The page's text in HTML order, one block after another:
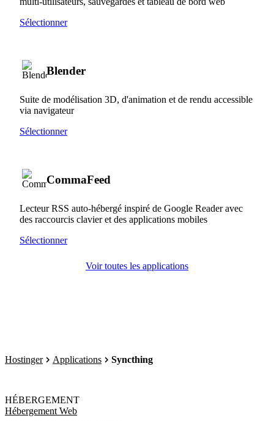
Sélectionner
Blender
Suite de modélisation 3D, d'animation et de rendu accessible
via navigateur
Sélectionner
CommaFeed
Lecteur RSS auto-hébergé inspiré de Google Reader avec
des raccourcis clavier et des applications mobiles
Sélectionner
Voir toutes les applications
Hostinger Applications Syncthing
HÉBERGEMENT
Hébergement Web